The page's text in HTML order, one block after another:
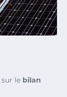
sur le bilan